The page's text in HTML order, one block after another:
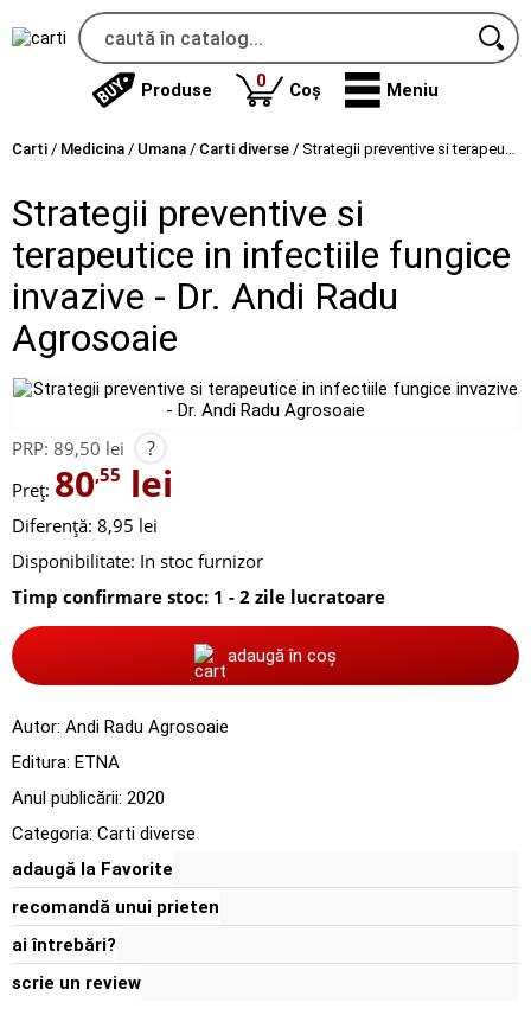
Produse 0produse
Coș Meniu
Carti / Medicina / Umana / Carti diverse / Strategii preventive si terapeutice in infectiile fungice invazive - Dr. Andi Radu Agrosoaie
Strategii preventive si
terapeutice in infectiile fungice
invazive - Dr. Andi Radu
Agrosoaie
PRP: 89,50 lei ?
Preț: 80,55 lei
Diferență: 8,95 lei
Disponibilitate: In stoc furnizor
Timp confirmare stoc: 1 - 2 zile lucratoare
adaugă în coș
Autor: Andi Radu Agrosoaie
Editura: ETNA
Anul publicării: 2020
Categoria: Carti diverse
adaugă la Favorite
recomandă unui prieten
ai întrebări?
scrie un review